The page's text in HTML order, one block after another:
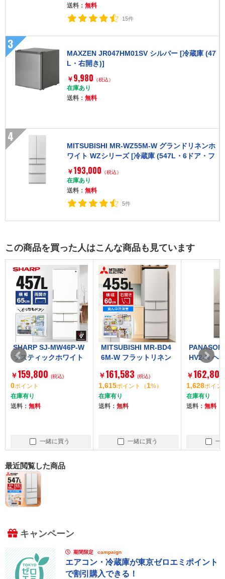
送料：無料
15件
3
MAXZEN JR047HM01SV シルバー [冷蔵庫 (47
L・右開き)]
￥ 9,980 （税込）
在庫あり
送料：無料
4
MITSUBISHI MR-WZ55M-W グランドリネンホ
ワイト WZシリーズ [冷蔵庫 (547L・6ドア・フ
レンチドア/観音開き)]
￥ 193,000 （税込）
在庫あり
送料：無料
5件
この商品を買った人はこんな商品も見ています
SHARP SJ-MW46P-W
ラスティックホワイト
左右フリー)]
159,800 (税込)
ポイント
在庫有り
送料：無料
一緒に買う
MITSUBISHI MR-BD4
6M-W フラットリネン
[冷蔵庫 (455L・5ドア/
右開き)]
161,583 (税込)
1,615ポイント（1
%）
在庫有り
送料：無料
一緒に買う
HV2-N ヘア
L・右開き)]
162,800
1,628ポイント
在庫有り
送料：無料
一緒
最近閲覧した商品
キャンペーン
期間限定 campaign
エアコン・冷蔵庫が東京ゼロエミポイント
で割引購入できる！